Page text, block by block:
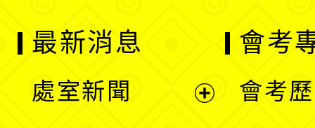
最新消息
處室新聞
會考
會考